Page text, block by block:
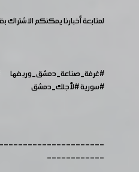
لمتابعة أخبارنا يمكنكم الاشتراك
#غرفة_صناعة_دمشق_وريفها
#سورية#لأجلك_دمشق
------------